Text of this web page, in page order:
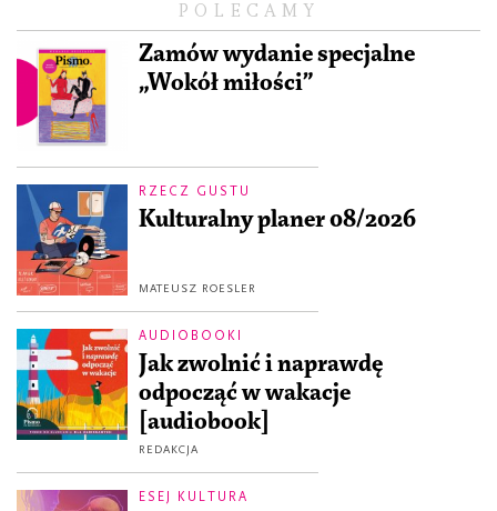
POLECAMY
Zamów wydanie specjalne
„Wokół miłości”
RZECZ GUSTU
Kulturalny planer 08/2026
MATEUSZ ROESLER
AUDIOBOOKI
Jak zwolnić i naprawdę
odpocząć w wakacje
[audiobook]
REDAKCJA
ESEJ KULTURA